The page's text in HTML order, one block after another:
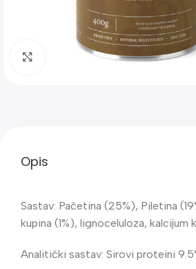
Klik za uvećanje
Opis
Sastav: Pačetina (25%), Piletina
kupina (1%), lignoceluloza,
Analitički sastav: Sirovi proteini